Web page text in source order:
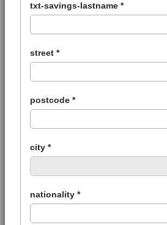
txt-savings-lastname *
street *
postcode *
city *
nationality *